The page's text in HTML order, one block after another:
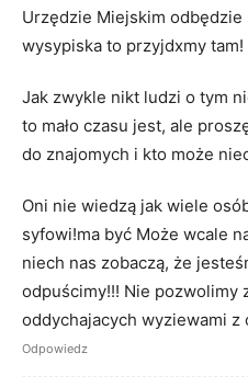
Urzędzie Miejskim
wysypiska to przyjdxmy tam!
Jak zwykle nikt ludzi o tym
to mało czasu jest, ale
do znajomych i kto może
Oni nie wiedzą jak wiele
syfowi!ma być Może wcale
niech nas zobaczą, że
odpuścimy!!! Nie pozwolimy
oddychajacych wyziewami z
Odpowiedz